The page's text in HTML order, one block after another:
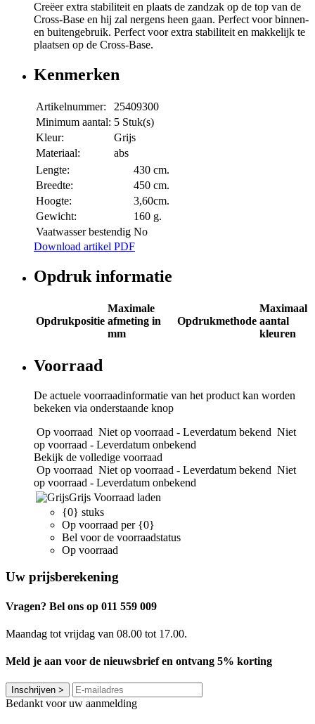
Creëer extra stabiliteit en plaats de zandzak op de top van de
Cross-Base en hij zal nergens heen gaan. Perfect voor binnen-
en buitengebruik. Perfect voor extra stabiliteit en makkelijk te
plaatsen op de Cross-Base.
Kenmerken
Artikelnummer:
25409300
Minimum aantal: 5 Stuk(s)
Kleur:
Grijs
Materiaal:
abs
Lengte:
430 cm.
Breedte:
450 cm.
Hoogte:
3,60cm.
Gewicht:
160 g.
Vaatwasser bestendig No
Download artikel PDF
Opdruk informatie
Opdrukpositie
Maximale
afmeting in
mm
Opdrukmethode
Maximaal
aantal
kleuren
Voorraad
De actuele voorraadinformatie van het product kan worden
bekeken via onderstaande knop
Op voorraad Niet op voorraad - Leverdatum bekend Niet
op voorraad - Leverdatum onbekend
Bekijk de volledige voorraad
Op voorraad Niet op voorraad - Leverdatum bekend Niet
op voorraad - Leverdatum onbekend
Grijs Voorraad laden
{0} stuks
Op voorraad per {0}
Bel voor de voorraadstatus
Op voorraad
Uw prijsberekening
Vragen? Bel ons op 011 559 009
Maandag tot vrijdag van 08.00 tot 17.00.
Meld je aan voor de nieuwsbrief en ontvang 5% korting
Inschrijven >
Bedankt voor uw aanmelding